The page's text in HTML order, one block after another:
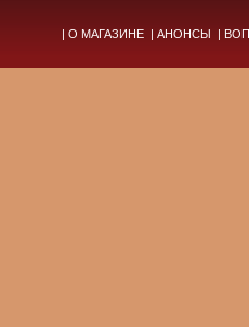
| О МАГАЗИНЕ | АНОНСЫ |